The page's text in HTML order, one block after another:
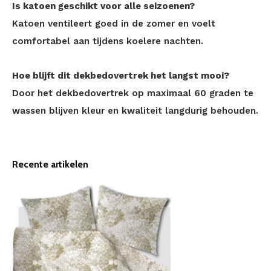
Is katoen geschikt voor alle seizoenen?
Katoen ventileert goed in de zomer en voelt
comfortabel aan tijdens koelere nachten.
Hoe blijft dit dekbedovertrek het langst mooi?
Door het dekbedovertrek op maximaal 60 graden te
wassen blijven kleur en kwaliteit langdurig behouden.
Recente artikelen